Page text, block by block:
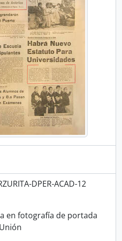
DPER-ACAD-12
en fotografía de portada